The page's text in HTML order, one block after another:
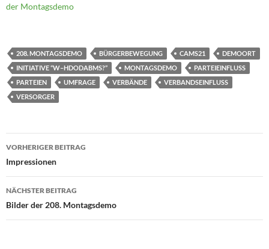
der Montagsdemo
208. MONTAGSDEMO BÜRGERBEWEGUNG CAMS21
DEMOORT
INITIATIVE “W–HDODABMS?”
MONTAGSDEMO
PARTEIEINFLUSS
PARTEIEN
UMFRAGE VERBÄNDE
VERBANDSEINFLUSS
VERSORGER
Beitragsnavigation
VORHERIGER BEITRAG
Impressionen
NÄCHSTER BEITRAG
Bilder der 208. Montagsdemo